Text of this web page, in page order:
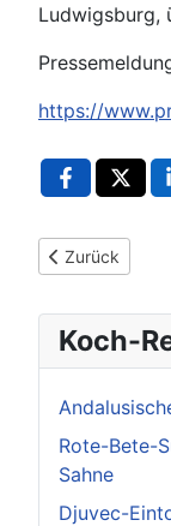
Ludwigsburg,
https://
Vorheriger
Zurück
Koch-
Rote-Bete-
Sahne
Djuvec-